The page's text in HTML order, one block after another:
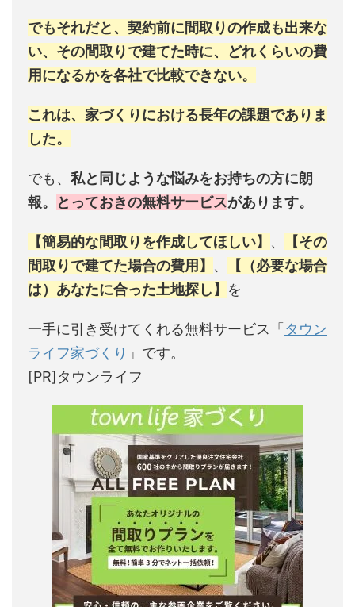
でもそれだと、契約前に間取りの作成も出来な
い、その間取りで建てた時に、どれくらいの費
用になるかを各社で比較できない。
これは、家づくりにおける長年の課題でありま
した。
でも、 私と同じような悩みをお持ちの方に朗
報。
とっておきの無料サービスがあります。
【簡易的な間取りを作成してほしい】 、
【その
間取りで建てた場合の費用】 、
【（必要な場合
は）あなたに合った土地探し】 を
一手に引き受けてくれる無料サービス「 タウン
ライフ家づくり 」です。
[PR]タウンライフ